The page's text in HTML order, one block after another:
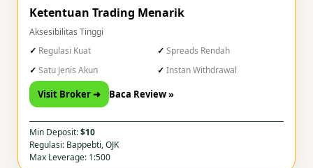
Ketentuan Trading Menarik
Aksesibilitas Tinggi
Regulasi Kuat
Spreads Rendah
Satu Jenis Akun
Instan Withdrawal
Visit Broker ➜ Baca Review »
Min Deposit:$10
Regulasi: Bappebti, OJK
Max Leverage: 1:500